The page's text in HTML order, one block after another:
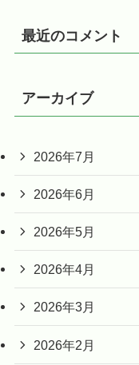
最近のコメント
アーカイブ
2026年7月
2026年6月
2026年5月
2026年4月
2026年3月
2026年2月